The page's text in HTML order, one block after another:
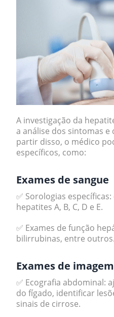
A investigação da
a análise dos sintomas
partir disso, o médico
específicos, como:
Exames de sangue
✅ Sorologias
hepatites A, B, C, D e E.
✅ Exames de função
bilirrubinas, entre outros.
Exames de imagem
✅ Ecografia abdominal:
do fígado, identificar
sinais de cirrose.